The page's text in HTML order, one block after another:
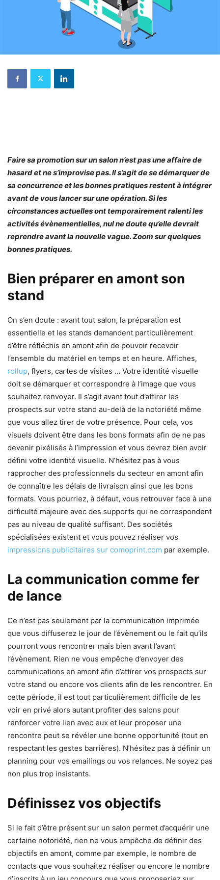
Faire sa promotion sur un salon n’est pas une affaire de
hasard et ne s’improvise pas. Il s’agit de se démarquer de
sa concurrence et les bonnes pratiques restent à intégrer
avant de vous lancer sur une opération. Si les
circonstances actuelles ont temporairement ralenti les
activités évènementielles, nul ne doute qu’elle devrait
reprendre avant la nouvelle vague. Zoom sur quelques
bonnes pratiques.
Bien préparer en amont son
stand
On s’en doute : avant tout salon, la préparation est
essentielle et les stands demandent particulièrement
d’être réfléchis en amont afin de pouvoir recevoir
l’ensemble du matériel en temps et en heure. Affiches,
rollup, flyers, cartes de visites … Votre identité visuelle
doit se démarquer et correspondre à l’image que vous
souhaitez renvoyer. Il s’agit avant tout d’attirer les
prospects sur votre stand au-delà de la notoriété même
que vous allez tirer de votre présence. Pour cela, vos
visuels doivent être dans les bons formats afin de ne pas
devenir pixélisés à l’impression et vous devrez bien avoir
défini votre identité visuelle. N’hésitez pas à vous
rapprocher des professionnels du secteur en amont afin
de connaître les délais de livraison ainsi que les bons
formats. Vous pourriez, à défaut, vous retrouver face à une
difficulté majeure avec des supports qui ne correspondent
pas au niveau de qualité suffisant. Des sociétés
spécialisées existent et vous pouvez réaliser vos
impressions publicitaires sur comoprint.com par exemple.
La communication comme fer
de lance
Ce n’est pas seulement par la communication imprimée
que vous diffuserez le jour de l’évènement ou le fait qu’ils
pourront vous rencontrer mais bien avant l’avant
l’évènement. Rien ne vous empêche d’envoyer des
communications en amont afin d’attirer vos prospects sur
votre stand ou encore vos clients afin de les rencontrer. En
cette période, il est tout particulièrement difficile de les
voir en privé alors autant profiter des salons pour
renforcer votre lien avec eux et leur proposer une
rencontre peut se révéler une bonne opportunité (tout en
respectant les gestes barrières). N’hésitez pas à définir un
planning pour vos emailings ou vos relances. Ne soyez pas
non plus trop insistants.
Définissez vos objectifs
Si le fait d’être présent sur un salon permet d’acquérir une
certaine notoriété, rien ne vous empêche de définir des
objectifs en amont, comme par exemple, le nombre de
contacts que vous souhaitez réaliser ou encore le nombre